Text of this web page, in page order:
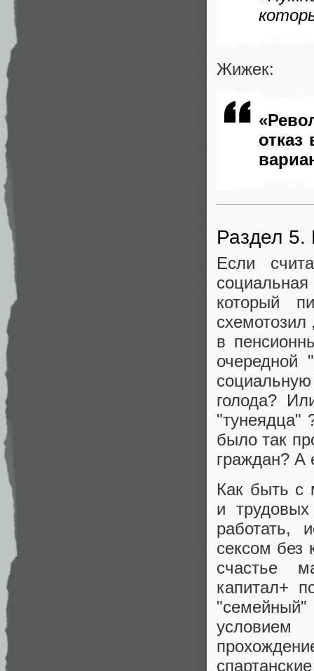
Жижек:
Раздел 5.
Если
который
в
очередной
голода?
"тунеядца"
было так
граждан? А
Как быть с
и
работать,
сексом без
счастье
капитал+
условием